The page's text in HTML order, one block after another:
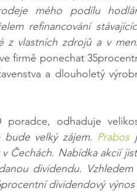
mého podílu
refinancování
z vlastních zdrojů a v
firmě ponechat
a dlouholetý
poradce, odhaduje
velký zájem. Prabos
Čechách. Nabídka akcií
dividendu. Vzhledem
dividendový výnos